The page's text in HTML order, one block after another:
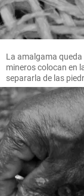
La amalgama
mineros colocan en
separarla de las